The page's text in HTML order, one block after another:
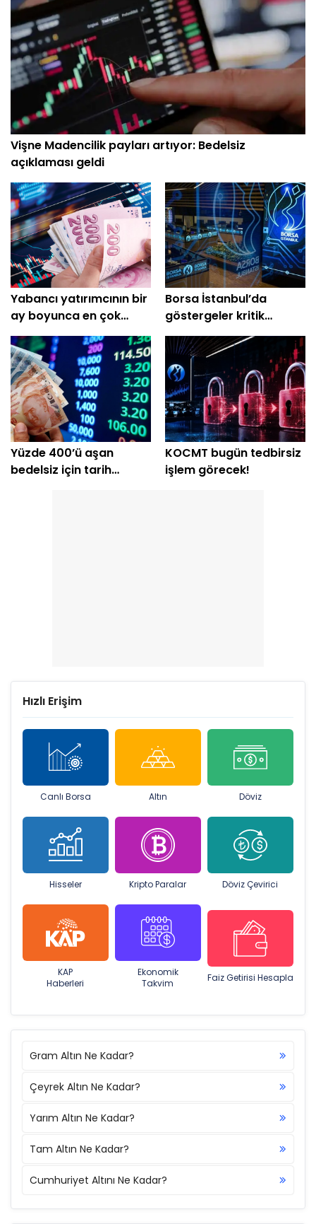
Vişne Madencilik payları artıyor: Bedelsiz
açıklaması geldi
Yabancı yatırımcının bir
ay boyunca en çok
aldığı hisseler
Borsa İstanbul’da
göstergeler kritik
sinyaller veriyor
Yüzde 400’ü aşan
bedelsiz için tarih
KOCMT bugün tedbirsiz
işlem görecek!
Hızlı Erişim
Canlı Borsa Altın Döviz
Hisseler Kripto Paralar Döviz Çevirici
KAP
Haberleri
Ekonomik
Takvim
Faiz Getirisi Hesapla
Gram Altın Ne Kadar?
Çeyrek Altın Ne Kadar?
Yarım Altın Ne Kadar?
Tam Altın Ne Kadar?
Cumhuriyet Altını Ne Kadar?